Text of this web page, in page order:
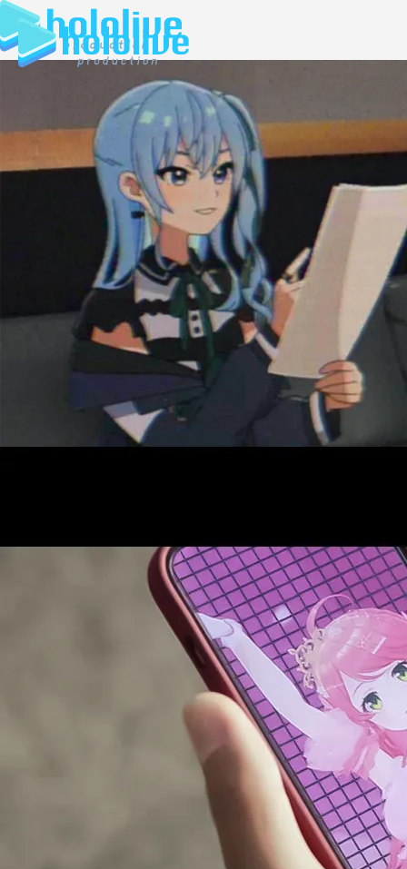
EN
JP
ABOUT
TALENT
NEWS
SUPPORT ADVERTISING
OFFICIAL SHOP
HOLODULE
プライバシーポリシー
未成年の方々へのお願い
二次創作ガイドライン
サポーターガイドライン